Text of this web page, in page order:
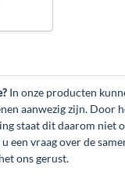
In onze producten
aanwezig zijn. Door
staat dit daarom niet
een vraag over de
ons gerust.